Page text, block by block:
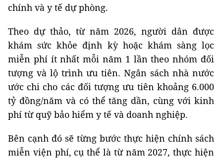
chính và y tế dự phòng.
Theo dự thảo, từ năm 2026, người dân được
khám sức khỏe định kỳ hoặc khám sàng lọc
miễn phí ít nhất mỗi năm 1 lần theo nhóm đối
tượng và lộ trình ưu tiên. Ngân sách nhà nước
ước chi cho các đối tượng ưu tiên khoảng 6.000
tỷ đồng/năm và có thể tăng dần, cùng với kinh
phí từ quỹ bảo hiểm y tế và doanh nghiệp.
Bên cạnh đó sẽ từng bước thực hiện chính sách
miễn viện phí, cụ thể là từ năm 2027, thực hiện